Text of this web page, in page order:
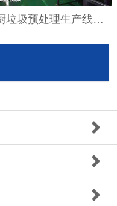
餐厨垃圾预处理生产线案例